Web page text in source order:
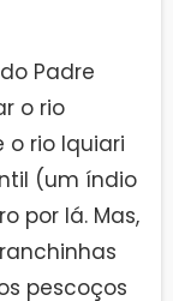
Padre
o rio
o rio Iquiari
(um índio
por lá. Mas,
pescoços